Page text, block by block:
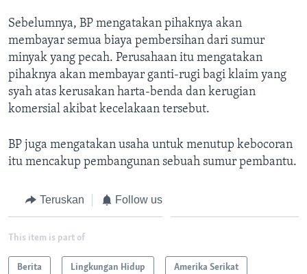
Sebelumnya, BP mengatakan pihaknya akan
membayar semua biaya pembersihan dari sumur
minyak yang pecah. Perusahaan itu mengatakan
pihaknya akan membayar ganti-rugi bagi klaim yang
syah atas kerusakan harta-benda dan kerugian
komersial akibat kecelakaan tersebut.
BP juga mengatakan usaha untuk menutup kebocoran
itu mencakup pembangunan sebuah sumur pembantu.
Teruskan Follow us
This item is part of
Berita Lingkungan Hidup Amerika Serikat